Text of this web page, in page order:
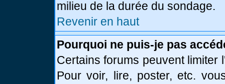
milieu de la durée du sondage.
Revenir en haut
Pourquoi ne puis-je pas
Certains forums peuvent
Pour voir, lire, poster, etc.